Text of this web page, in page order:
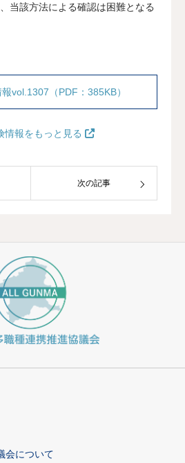
当該方法による確認は困難となる
vol.1307（PDF：385KB）
情報をもっと見る
次の記事
会について